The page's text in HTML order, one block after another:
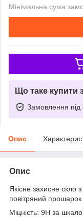
Мінімальна сума
Що таке купити
Замовлення під
Опис
Опис
Якісне захисне скло
повітряний прошарок
Міцність: 9Н за